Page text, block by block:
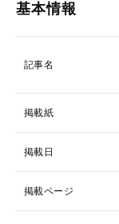
基本情報
記事名
掲載紙
掲載日
掲載ページ